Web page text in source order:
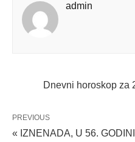
admin
Dnevni horoskop za
PREVIOUS
« IZNENADA, U 56.